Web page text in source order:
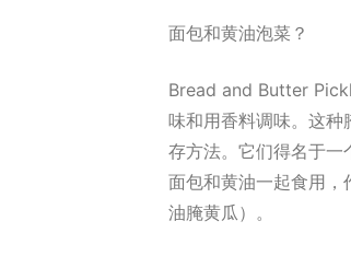
面包和黄油泡菜？
Bread and Butter
味和用香料调味。这种
存方法。它们得名于
面包和黄油一起食用
油腌黄瓜）。